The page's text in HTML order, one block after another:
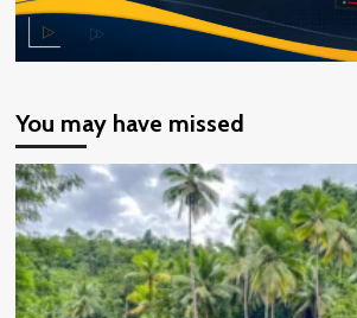
You may have missed